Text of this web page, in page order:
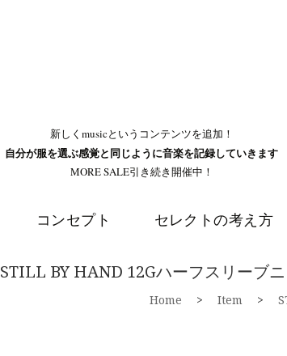
新しくmusicというコンテンツを追加！
自分が服を選ぶ感覚と同じように音楽を記録していきます
MORE SALE引き続き開催中！
コンセプト セレクトの考え方
STILL BY HAND 12Gハーフスリーブ
Home > Item >